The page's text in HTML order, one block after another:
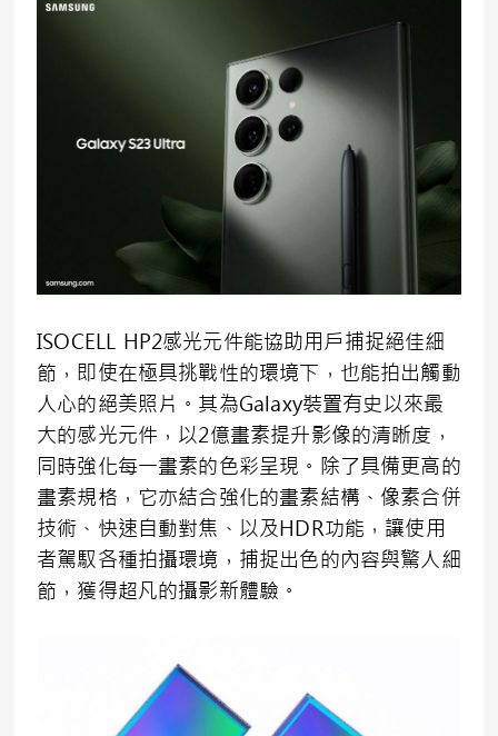
ISOCELL HP2感光元件能協助用戶捕捉絕佳細
節，即使在極具挑戰性的環境下，也能拍出觸動
人心的絕美照片。其為Galaxy裝置有史以來最
大的感光元件，以2億畫素提升影像的清晰度，
同時強化每一畫素的色彩呈現。除了具備更高的
畫素規格，它亦結合強化的畫素結構、像素合併
技術、快速自動對焦、以及HDR功能，讓使用
者駕馭各種拍攝環境，捕捉出色的內容與驚人細
節，獲得超凡的攝影新體驗。